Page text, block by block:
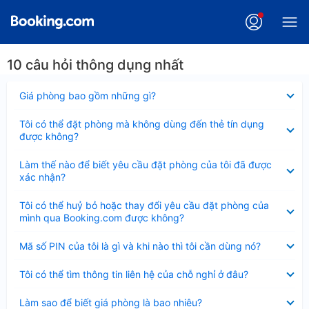
10 câu hỏi thông dụng nhất
Giá phòng bao gồm những gì?
thu
Tôi có thể đặt phòng mà không dùng đến thẻ tín dụng
được không?
thu
gọn
Làm thế nào để biết yêu cầu đặt phòng của tôi đã được
xác nhận?
thu
gọn
Tôi có thể huỷ bỏ hoặc thay đổi yêu cầu đặt phòng của
mình qua Booking.com được không?
thu
gọn
Mã số PIN của tôi là gì và khi nào thì tôi cần dùng nó?
thu
Tôi có thể tìm thông tin liên hệ của chỗ nghỉ ở đâu?
thu
Làm sao để biết giá phòng là bao nhiêu?
thu